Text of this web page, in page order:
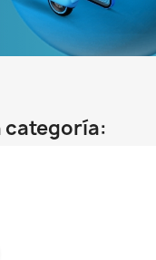
categoría: